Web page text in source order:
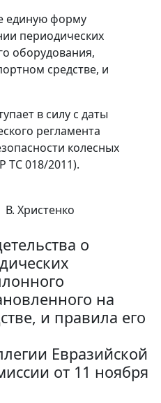
единую форму
периодических
оборудования,
средстве, и
в силу с даты
регламента
колесных
ТС 018/2011).
В. Христенко
о
на
и правила его
Евразийской
от 11 ноября